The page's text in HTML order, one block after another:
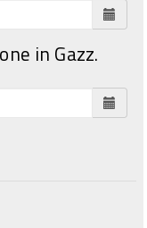
in Gazz.